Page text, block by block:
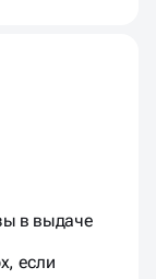
в выдаче
если